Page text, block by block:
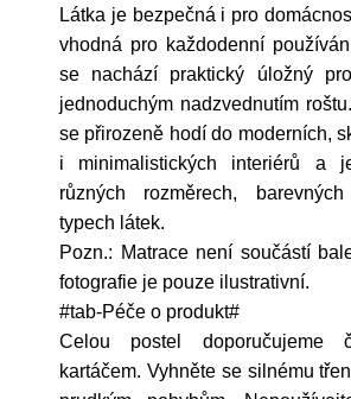
Látka je bezpečná i pro
vhodná pro každodenní
se nachází praktický úložný
jednoduchým nadzvednutím
se přirozeně hodí do moderních,
i minimalistických interiérů a
různých rozměrech,
typech látek.
Pozn.: Matrace není součástí
fotografie je pouze ilustrativní.
#tab-Péče o produkt#
Celou postel doporučujeme
kartáčem. Vyhněte se silnému